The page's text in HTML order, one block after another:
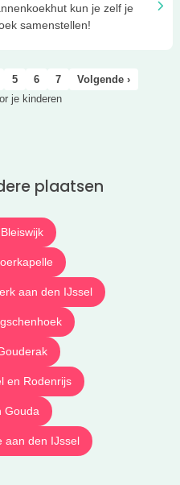
kun je zelf je
samenstellen!
5 6 7
Volgende ›
je kinderen
plaatsen
aan den IJssel
en Rodenrijs
Gouda
aan den IJssel